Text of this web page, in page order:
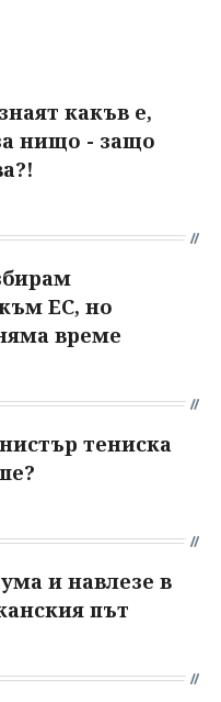
какъв е,
нищо - защо
ЕС, но
време
тениска
и навлезе в
път